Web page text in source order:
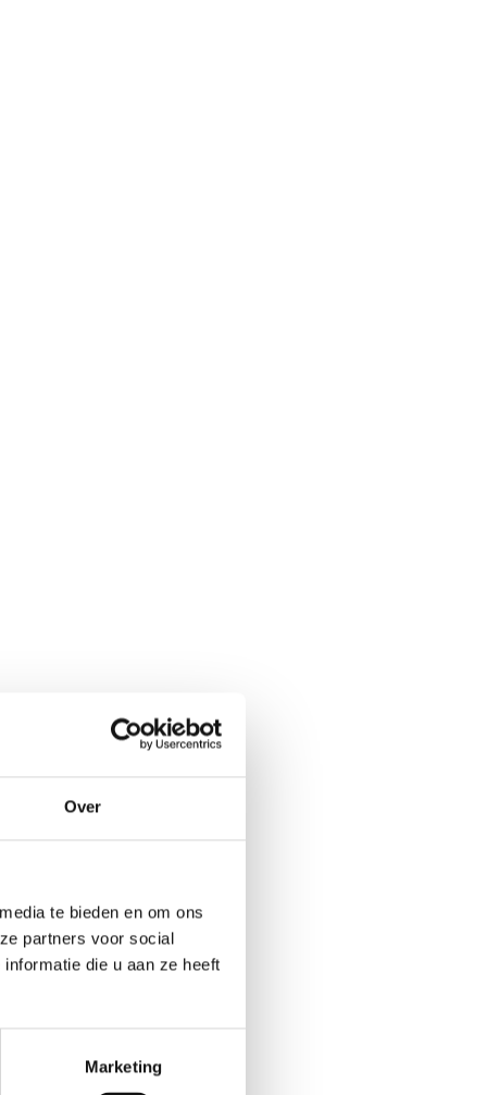
Over
te bieden en om ons
partners voor social
die u aan ze heeft
Marketing